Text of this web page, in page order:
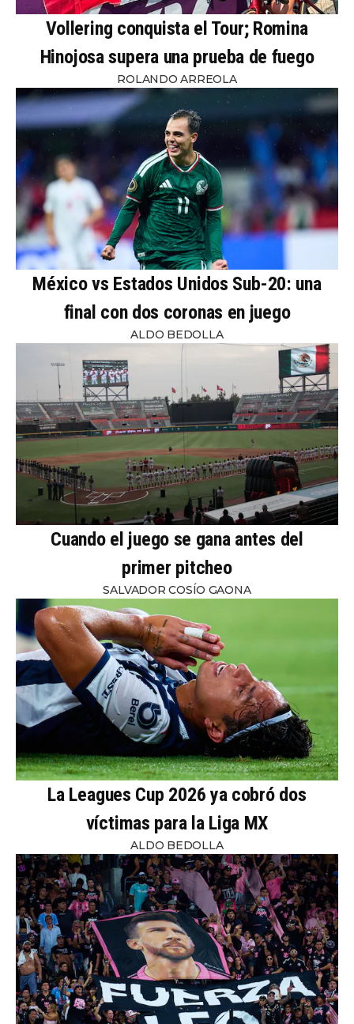
Vollering conquista el Tour; Romina
Hinojosa supera una prueba de fuego
ROLANDO ARREOLA
México vs Estados Unidos Sub-20: una
final con dos coronas en juego
ALDO BEDOLLA
Cuando el juego se gana antes del
primer pitcheo
SALVADOR COSÍO GAONA
La Leagues Cup 2026 ya cobró dos
víctimas para la Liga MX
ALDO BEDOLLA